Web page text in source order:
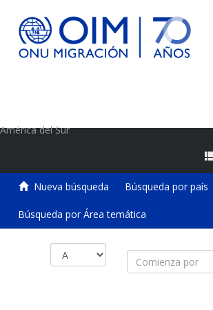
América del Sur
Nueva búsqueda Búsqueda por país
Búsqueda por Área temática